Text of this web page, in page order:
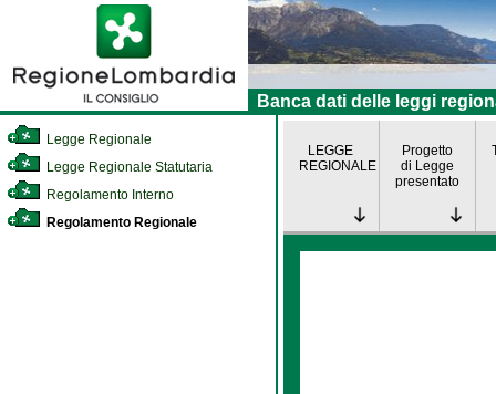
Banca dati delle leggi
Legge Regionale
Legge Regionale Statutaria
Regolamento Interno
Regolamento Regionale
LEGGE
REGIONALE
Progetto
di Legge
presentato